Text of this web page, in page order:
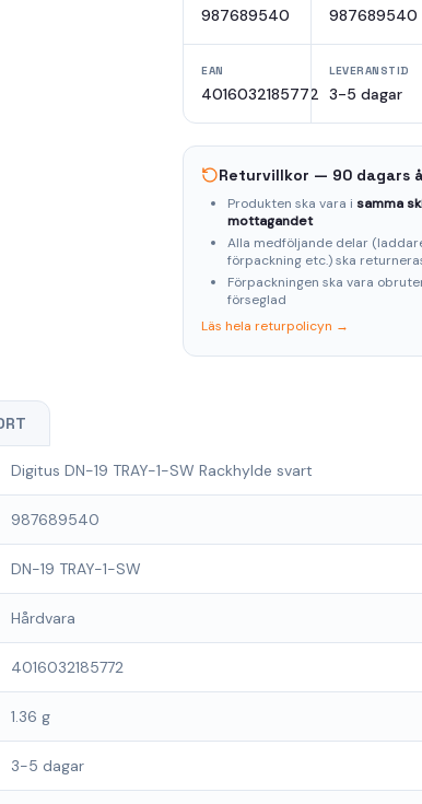
987689540 987689540
EAN
4016032185772
LEVERANSTID
3-5 dagar
Returvillkor — 90 dagars
Produkten ska vara i samma
mottagandet
Alla medföljande delar
förpackning etc.) ska
Förpackningen ska vara
förseglad
Läs hela returpolicyn →
Digitus DN-19 TRAY-1-SW Rackhylde svart
987689540
DN-19 TRAY-1-SW
Hårdvara
4016032185772
1.36 g
3-5 dagar